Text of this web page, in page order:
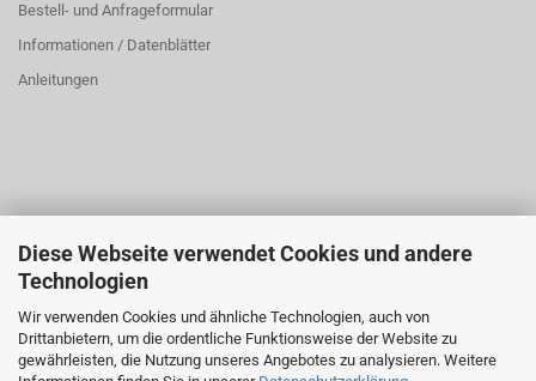
Diese Webseite verwendet Cookies und andere
Technologien
Wir verwenden Cookies und ähnliche Technologien, auch von
Drittanbietern, um die ordentliche Funktionsweise der Website zu
gewährleisten, die Nutzung unseres Angebotes zu analysieren. Weitere
Bestell- und Anfrageformular
Informationen / Datenblätter
Anleitungen
ÜBER UNS
Öffnungszeiten:
Montag bis Donnerstag: 8:00 bis 16:00 Uhr
Freitag: 8:00 bis 14:00 Uhr